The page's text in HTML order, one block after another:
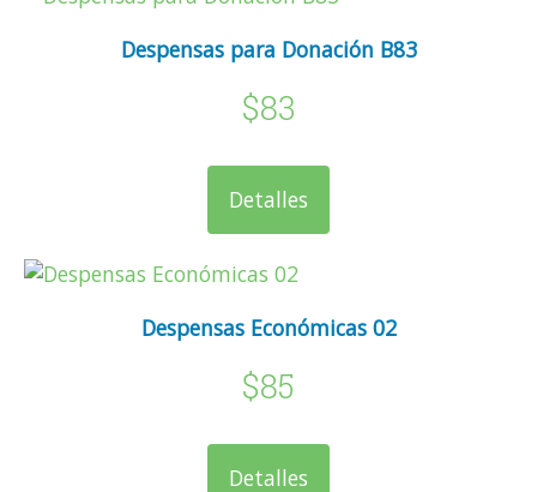
Despensas para Donación B83
$83
Detalles
Despensas Económicas 02
$85
Detalles